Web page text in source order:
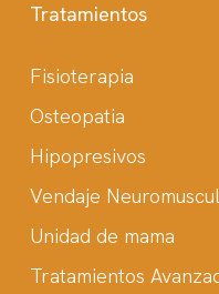
Tratamientos
Fisioterapia
Osteopatia
Hipopresivos
Vendaje
Unidad de mama
Tratamientos